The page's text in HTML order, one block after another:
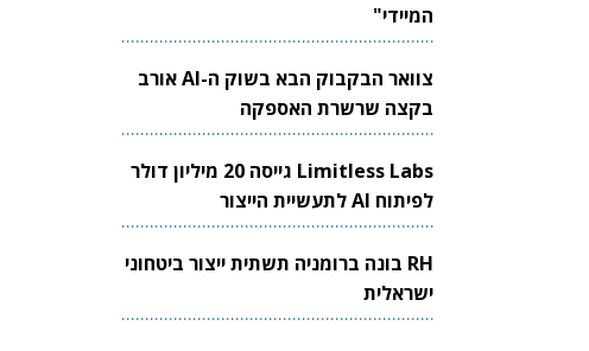
המיידי"
צוואר הבקבוק הבא בשוק ה-AI אורב
בקצה שרשרת האספקה
Limitless Labs גייסה 20 מיליון דולר
לפיתוח AI לתעשיית הייצור
RH בונה ברומניה תשתית ייצור ביטחוני
ישראלית